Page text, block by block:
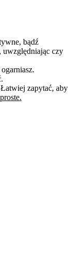
bądź
uwzględniając czy
zapytać, aby